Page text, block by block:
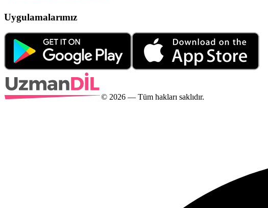
Uygulamalarımız
© 2026 — Tüm hakları saklıdır.